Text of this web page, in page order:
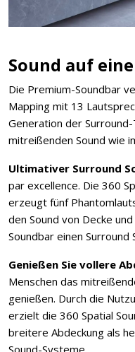
Sound auf
Die Premium-Soundbar
Mapping mit 13
Generation der
mitreißenden Sound wie
Ultimativer Surround
par excellence. Die 360
erzeugt fünf
den Sound von Decke
Soundbar einen Surround
Genießen Sie vollere
Menschen das
genießen. Durch die
erzielt die 360 Spatial
breitere Abdeckung als
Sound-Systeme.